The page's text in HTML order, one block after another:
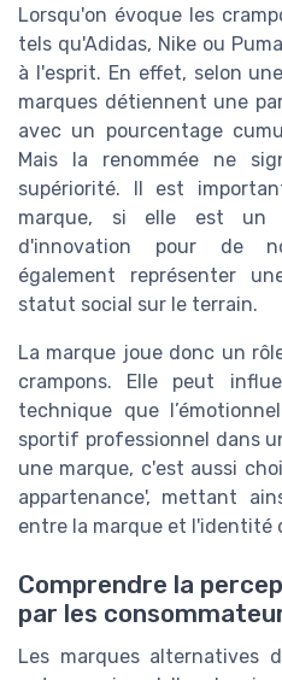
Lorsqu'on évoque les
tels qu'Adidas, Nike ou
à l'esprit. En effet, selon
marques détiennent une
avec un pourcentage
Mais la renommée ne
supériorité. Il est
marque, si elle est un
d'innovation pour de
également représenter
statut social sur le terrain.
La marque joue donc un
crampons. Elle peut
technique que
sportif professionnel dans
une marque, c'est aussi
appartenance', mettant
entre la marque et l'identité
Comprendre la
par les
Les marques alternatives